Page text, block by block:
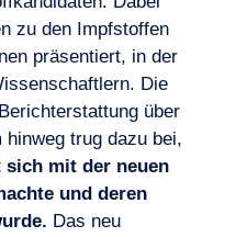
zu den Impfstoffen
präsentiert, in der
Die
über
hinweg trug dazu bei,
mit der neuen
und deren
Das neu